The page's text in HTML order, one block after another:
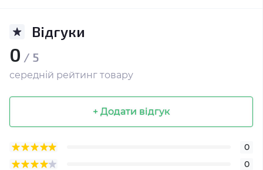
Відгуки
0 / 5
середній рейтинг товару
+ Додати відгук
0
0